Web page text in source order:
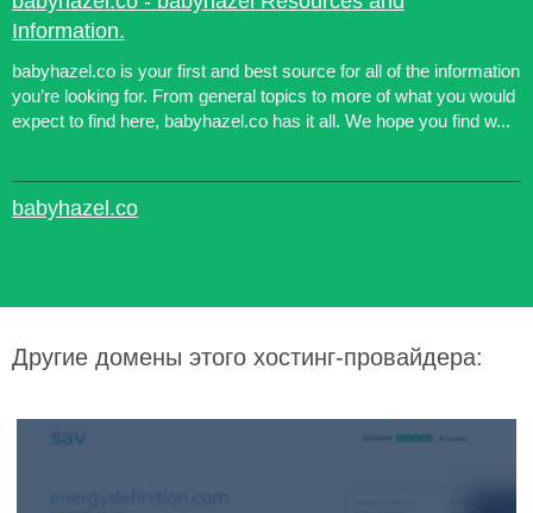
Information.
babyhazel.co is your first and best source for all of the information
you’re looking for. From general topics to more of what you would
expect to find here, babyhazel.co has it all. We hope you find w...
babyhazel.co
Другие домены этого хостинг-провайдера: